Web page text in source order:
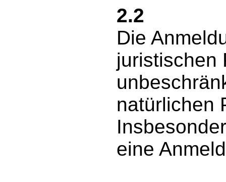
2.2
Die
juristischen
natürlichen
eine